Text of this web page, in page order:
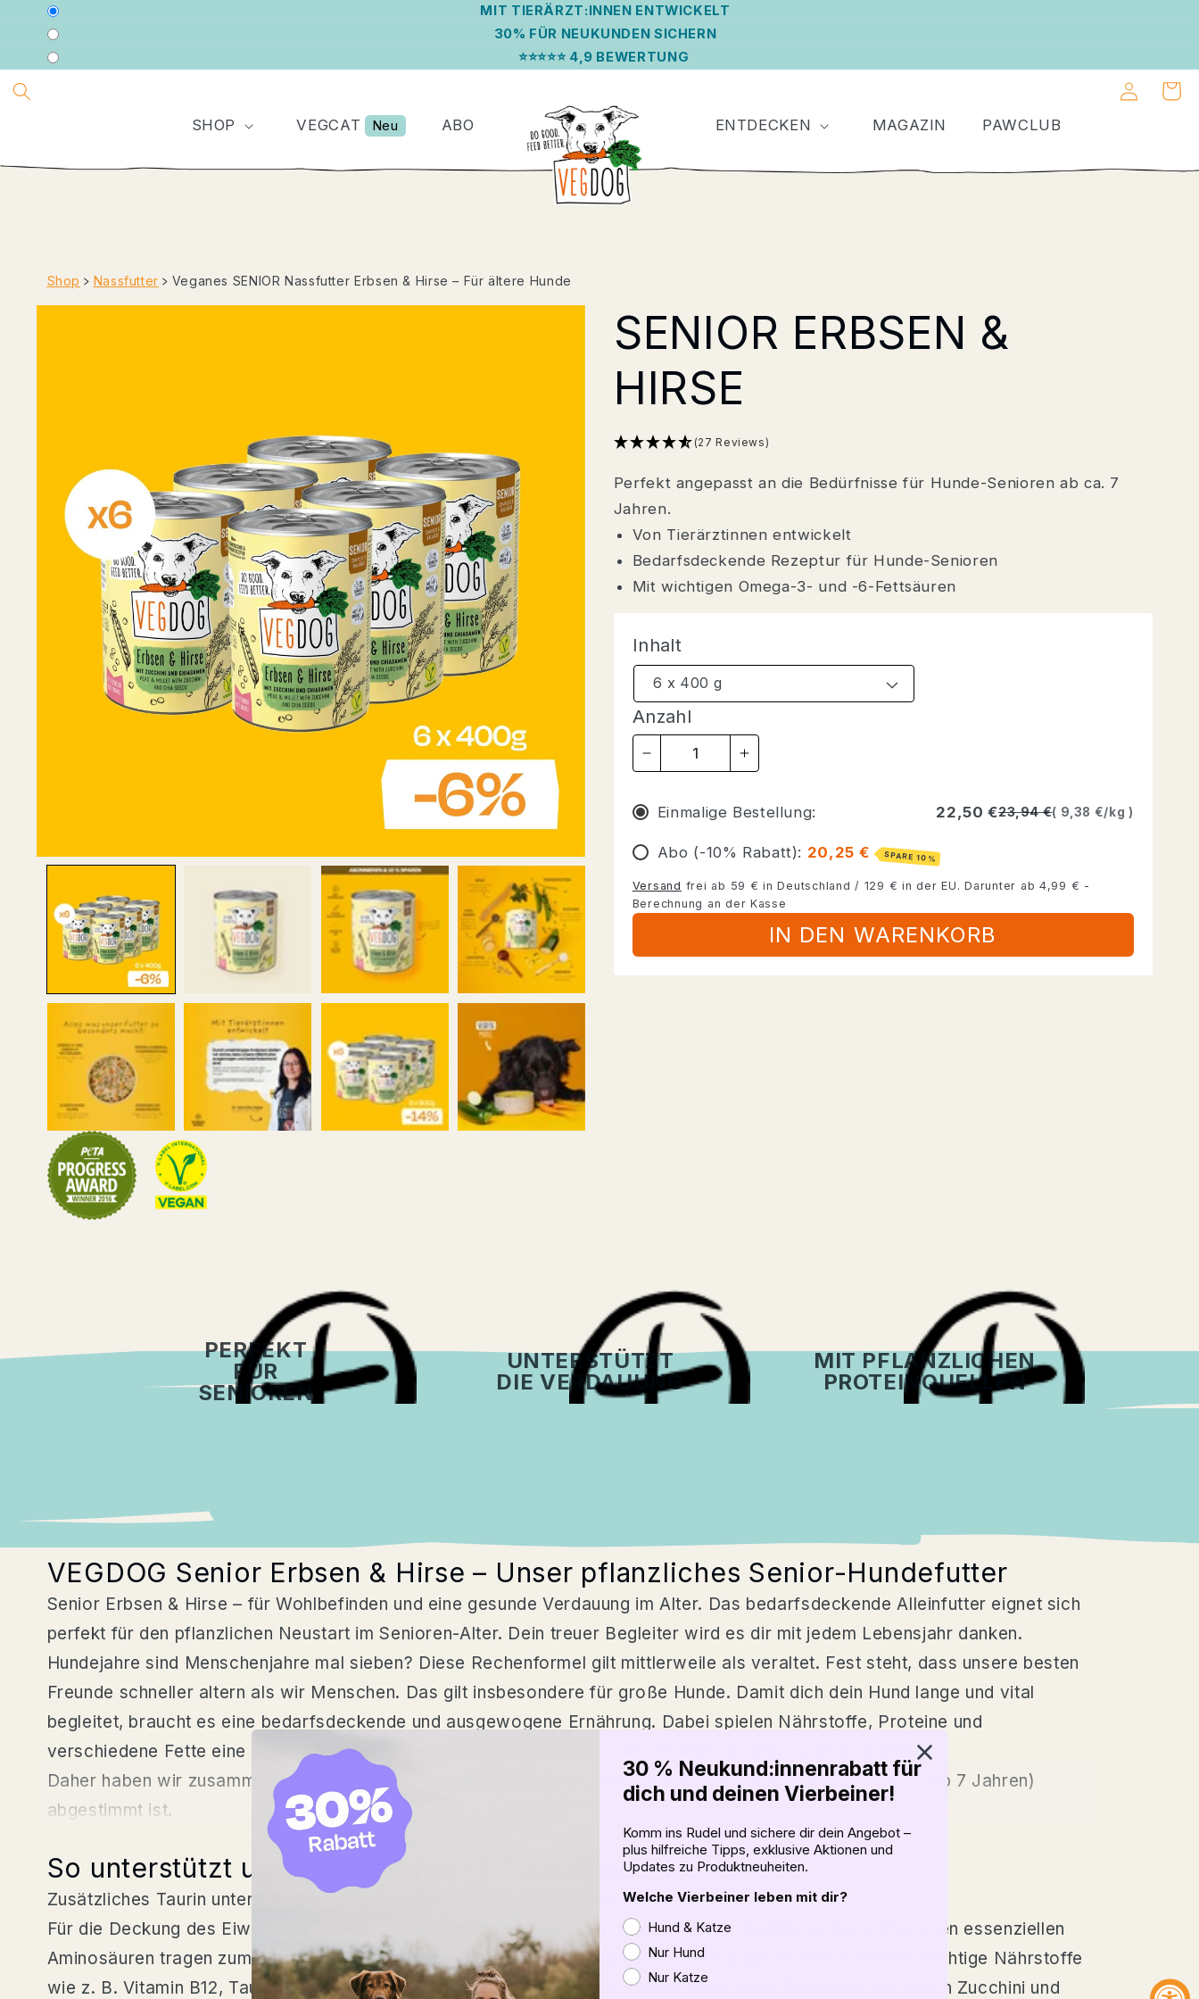
DIREKT
ZUM
INHALT
MIT TIERÄRZT:INNEN ENTWICKELT
30% FÜR NEUKUNDEN SICHERN
⭐⭐⭐⭐⭐ 4,9 BEWERTUNG
SHOP VEGCAT Neu ABO ENTDECKEN MAGAZIN PAWCLUB
Einloggen
Shop ﹥ Nassfutter ﹥ Veganes SENIOR Nassfutter Erbsen & Hirse – Für ältere Hunde
MEDIEN
MODAL
ÖFFNEN
SENIOR ERBSEN &
HIRSE
(27 Reviews)
Perfekt angepasst an die Bedürfnisse für Hunde-Senioren ab ca. 7
Jahren.
Von Tierärztinnen entwickelt
Bedarfsdeckende Rezeptur für Hunde-Senioren
Mit wichtigen Omega-3- und -6-Fettsäuren
Inhalt
Anzahl
VERRINGERE
FÜR
ERBSEN
&AMP;
HIRSE
ERHÖHE
FÜR
ERBSEN
&AMP;
HIRSE
Versand frei ab 59 € in Deutschland / 129 € in der EU. Darunter ab 4,99 € -
Berechnung an der Kasse
Einmalige Bestellung: 22,50 €23,94 € 9,38 €/kg
Abo (-10% Rabatt): 20,25 € SPARE 10%
IN DEN WARENKORB
PERFEKT
FÜR
SENIOREN
UNTERSTÜTZT
DIE VERDAUUNG
MIT PFLANZLICHEN
PROTEINQUELLEN
VEGDOG Senior Erbsen & Hirse – Unser pflanzliches Senior-Hundefutter
Senior Erbsen & Hirse – für Wohlbefinden und eine gesunde Verdauung im Alter. Das bedarfsdeckende Alleinfutter eignet sich
perfekt für den pflanzlichen Neustart im Senioren-Alter. Dein treuer Begleiter wird es dir mit jedem Lebensjahr danken.
Hundejahre sind Menschenjahre mal sieben? Diese Rechenformel gilt mittlerweile als veraltet. Fest steht, dass unsere besten
Freunde schneller altern als wir Menschen. Das gilt insbesondere für große Hunde. Damit dich dein Hund lange und vital
begleitet, braucht es eine bedarfsdeckende und ausgewogene Ernährung. Dabei spielen Nährstoffe, Proteine und
verschiedene Fette eine essenzielle Rolle, um auch im Senioren-Alter fit und aktiv zu sein – und zu bleiben.
Daher haben wir zusammen mit Tierärztinnen ein Nassfutter entwickelt, das auf den Bedarf älterer Hunde (ab 7 Jahren)
abgestimmt ist.
So unterstützt unser Nassfutter deinen Hunde-Senioren
Zusätzliches Taurin unterstützt den Erhalt der Herzgesundheit deines Hundes.
Für die Deckung des Eiweißbedarfs verwenden wir unter anderem Erbsen. Die im VEGDOG Senior enthaltenen essenziellen
Aminosäuren tragen zum Erhalt der Muskulatur bei. Das von uns entwickelte Mineralpulver liefert weitere wichtige Nährstoffe
wie z. B. Vitamin B12, Taurin und Carnitin. Abgeschmeckt und sinnvoll ergänzt wird unser Seniorenfutter durch Zucchini und
30 % Neukund:innenrabatt für
dich und deinen Vierbeiner!
Komm ins Rudel und sichere dir dein Angebot –
plus hilfreiche Tipps, exklusive Aktionen und
Updates zu Produktneuheiten.
Welche Vierbeiner leben mit dir?
Hund & Katze
Nur Hund
Nur Katze